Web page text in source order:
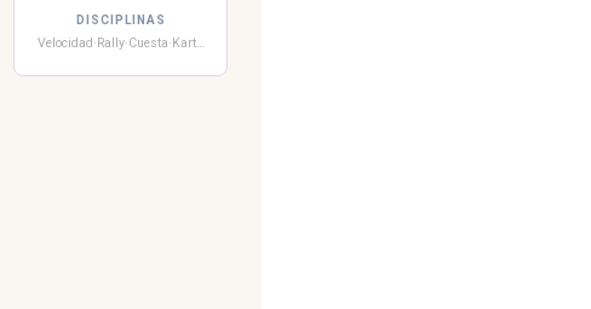
DISCIPLINAS
Velocidad·Rally·Cuesta·Kart…